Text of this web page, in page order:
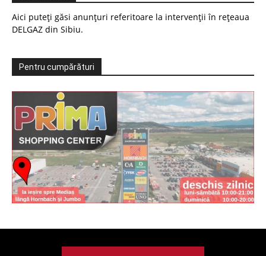
Aici puteți găsi anunțuri referitoare la intervenții în rețeaua
DELGAZ din Sibiu.
Pentru cumpărături